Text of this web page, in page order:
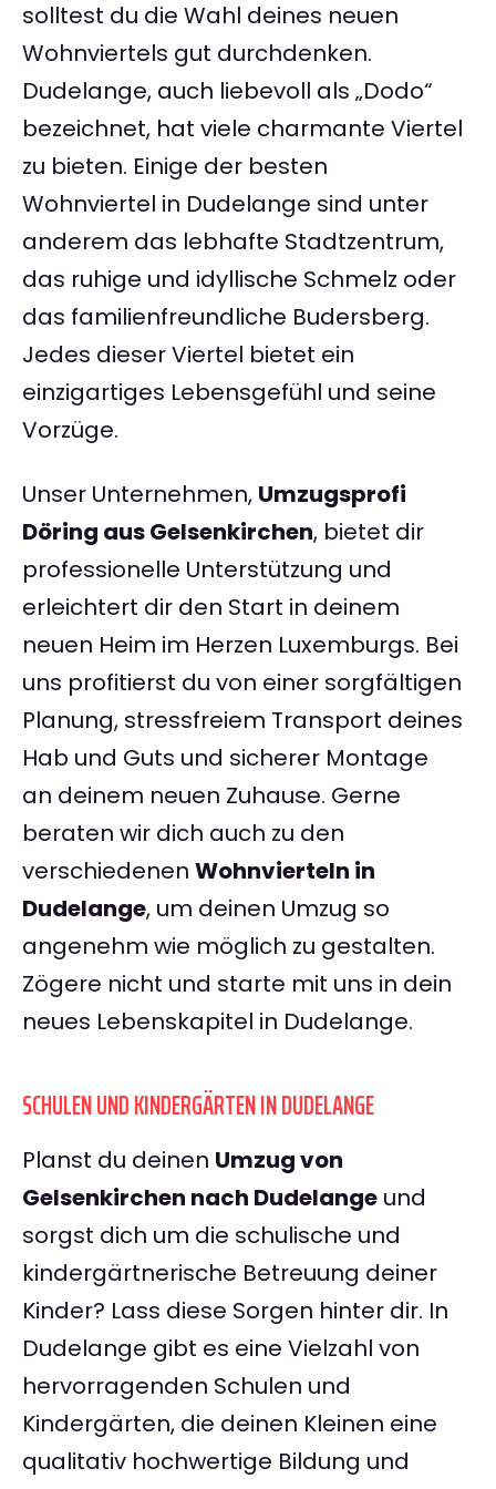
solltest du die Wahl deines neuen
Wohnviertels gut durchdenken.
Dudelange, auch liebevoll als „Dodo“
bezeichnet, hat viele charmante Viertel
zu bieten. Einige der besten
Wohnviertel in Dudelange sind unter
anderem das lebhafte Stadtzentrum,
das ruhige und idyllische Schmelz oder
das familienfreundliche Budersberg.
Jedes dieser Viertel bietet ein
einzigartiges Lebensgefühl und seine
Vorzüge.
Unser Unternehmen, Umzugsprofi
Döring aus Gelsenkirchen, bietet dir
professionelle Unterstützung und
erleichtert dir den Start in deinem
neuen Heim im Herzen Luxemburgs. Bei
uns profitierst du von einer sorgfältigen
Planung, stressfreiem Transport deines
Hab und Guts und sicherer Montage
an deinem neuen Zuhause. Gerne
beraten wir dich auch zu den
verschiedenen Wohnvierteln in
Dudelange, um deinen Umzug so
angenehm wie möglich zu gestalten.
Zögere nicht und starte mit uns in dein
neues Lebenskapitel in Dudelange.
SCHULEN UND KINDERGÄRTEN IN DUDELANGE
Planst du deinen Umzug von
Gelsenkirchen nach Dudelange und
sorgst dich um die schulische und
kindergärtnerische Betreuung deiner
Kinder? Lass diese Sorgen hinter dir. In
Dudelange gibt es eine Vielzahl von
hervorragenden Schulen und
Kindergärten, die deinen Kleinen eine
qualitativ hochwertige Bildung und